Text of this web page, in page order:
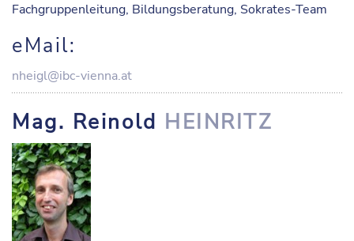
Fachgruppenleitung, Bildungsberatung, Sokrates-Team
eMail:
nheigl@ibc-vienna.at
Mag. Reinold HEINRITZ